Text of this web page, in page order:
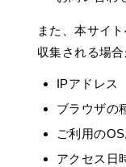
また、本サイ
収集される場合
IPアドレス
ブラウザの
ご利用の
アクセス日